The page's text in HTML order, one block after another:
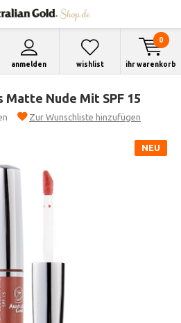
anmelden wishlist ihr warenkorb
0
Matte Nude Mit SPF 15
Zur Wunschliste hinzufügen
NEU